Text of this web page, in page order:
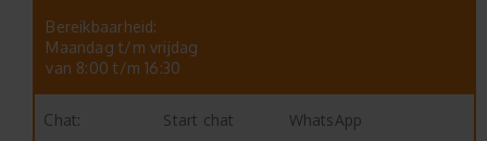
Bereikbaarheid:
Maandag t/m vrijdag
van 8:00 t/m 16:30
Chat: Start chat WhatsApp